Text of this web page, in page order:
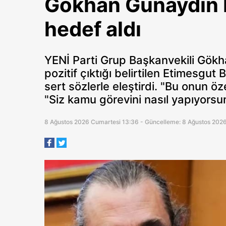
Gökhan
hedef aldı
YENİ Parti Grup Başkanvekili
pozitif çıktığı belirtilen Etimesgut
sert sözlerle eleştirdi. "Bu onun
"Siz kamu görevini nasıl
8 Ağustos 2026 Cumartesi 13:36 - Güncelleme: 8 Ağustos